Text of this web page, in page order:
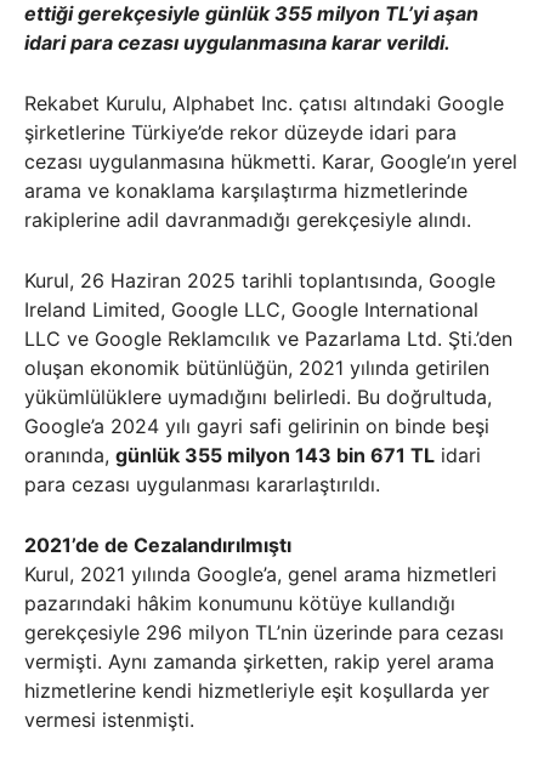
ettiği gerekçesiyle günlük 355 milyon TL’yi aşan
idari para cezası uygulanmasına karar verildi.
Rekabet Kurulu, Alphabet Inc. çatısı altındaki Google
şirketlerine Türkiye’de rekor düzeyde idari para
cezası uygulanmasına hükmetti. Karar, Google’ın yerel
arama ve konaklama karşılaştırma hizmetlerinde
rakiplerine adil davranmadığı gerekçesiyle alındı.
Kurul, 26 Haziran 2025 tarihli toplantısında, Google
Ireland Limited, Google LLC, Google International
LLC ve Google Reklamcılık ve Pazarlama Ltd. Şti.’den
oluşan ekonomik bütünlüğün, 2021 yılında getirilen
yükümlülüklere uymadığını belirledi. Bu doğrultuda,
Google’a 2024 yılı gayri safi gelirinin on binde beşi
oranında, günlük 355 milyon 143 bin 671 TL idari
para cezası uygulanması kararlaştırıldı.
2021’de de Cezalandırılmıştı
Kurul, 2021 yılında Google’a, genel arama hizmetleri
pazarındaki hâkim konumunu kötüye kullandığı
gerekçesiyle 296 milyon TL’nin üzerinde para cezası
vermişti. Aynı zamanda şirketten, rakip yerel arama
hizmetlerine kendi hizmetleriyle eşit koşullarda yer
vermesi istenmişti.